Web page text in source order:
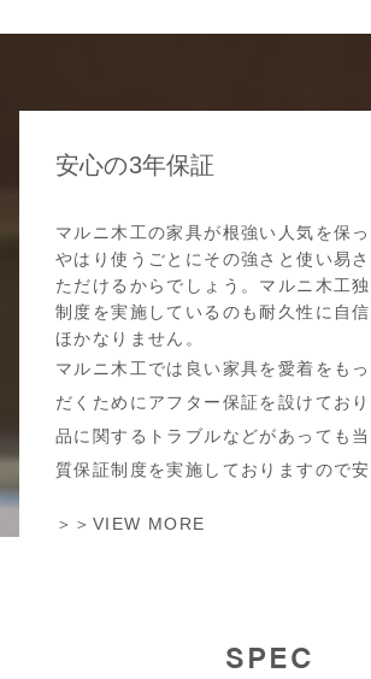
安心の3年保証
マルニ木工の家具が根強い人気を保っ
やはり使うごとにその強さと使い易
ただけるからでしょう。マルニ木工
制度を実施しているのも耐久性に自
ほかなりません。
マルニ木工では良い家具を愛着をも
だくためにアフター保証を設けてお
品に関するトラブルなどがあっても
質保証制度を実施しておりますので安
＞＞VIEW MORE
SPEC